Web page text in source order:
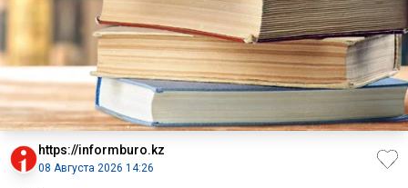
https://informburo.kz
08 Августа 2026 14:26